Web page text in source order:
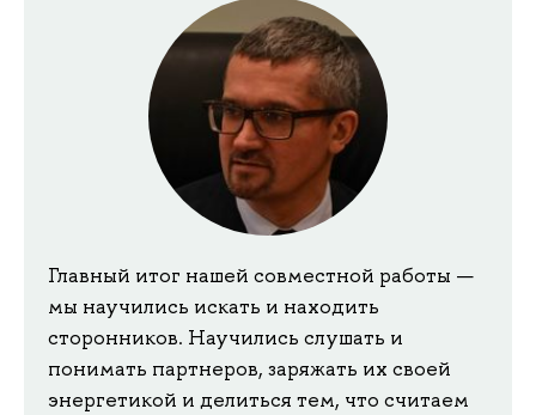
Главный итог нашей совместной работы —
мы научились искать и находить
сторонников. Научились слушать и
понимать партнеров, заряжать их своей
энергетикой и делиться тем, что считаем